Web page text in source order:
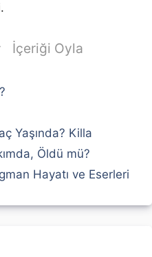
İçeriği Oyla
Yaşında? Killa
Öldü mü?
Hayatı ve Eserleri